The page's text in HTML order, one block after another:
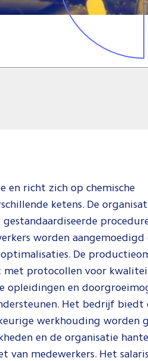
Technisch-Commercieel
en richt zich op chemische
ketens. De
worden aangemoedigd
De
protocollen voor
opleidingen en
Het bedrijf biedt
werkhouding worden
en de organisatie
van medewerkers. Het